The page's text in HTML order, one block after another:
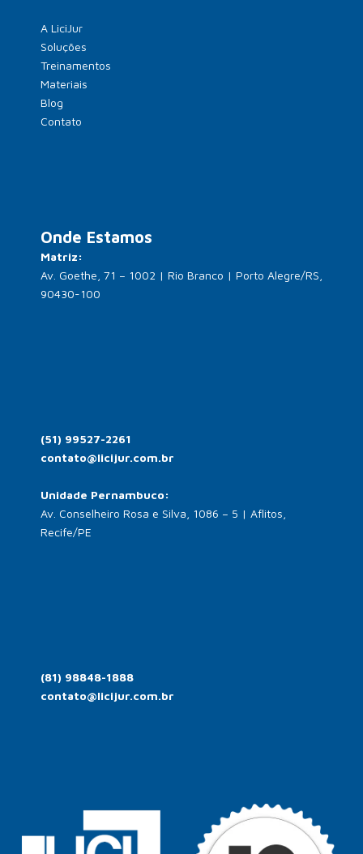
A LiciJur
Soluções
Treinamentos
Materiais
Blog
Contato
Onde Estamos
Matriz:
Av. Goethe, 71 – 1002 | Rio Branco | Porto Alegre/RS,
90430-100
(51) 99527-2261
contato@licijur.com.br
Unidade Pernambuco:
Av. Conselheiro Rosa e Silva, 1086 – 5 | Aflitos,
Recife/PE
(81) 98848-1888
contato@licijur.com.br